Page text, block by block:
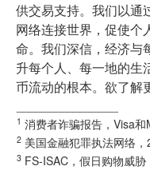
供交易支持。我们以通
网络连接世界，促使个
命。我们深信，经济与
升每个人、每一地的生
币流动的根本。欲了解
1 消费者诈骗报告，Visa
2 美国金融犯罪执法网络
3 FS-ISAC，假日购物威胁